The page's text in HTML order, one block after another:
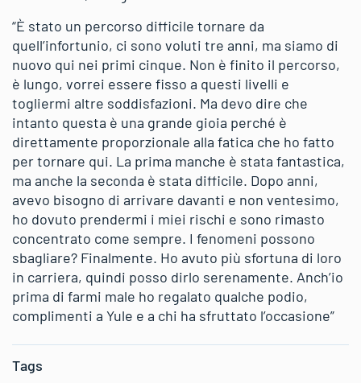
“È stato un percorso difficile tornare da
quell’infortunio, ci sono voluti tre anni, ma siamo di
nuovo qui nei primi cinque. Non è finito il percorso,
è lungo, vorrei essere fisso a questi livelli e
togliermi altre soddisfazioni. Ma devo dire che
intanto questa è una grande gioia perché è
direttamente proporzionale alla fatica che ho fatto
per tornare qui. La prima manche è stata fantastica,
ma anche la seconda è stata difficile. Dopo anni,
avevo bisogno di arrivare davanti e non ventesimo,
ho dovuto prendermi i miei rischi e sono rimasto
concentrato come sempre. I fenomeni possono
sbagliare? Finalmente. Ho avuto più sfortuna di loro
in carriera, quindi posso dirlo serenamente. Anch’io
prima di farmi male ho regalato qualche podio,
complimenti a Yule e a chi ha sfruttato l’occasione”
Tags